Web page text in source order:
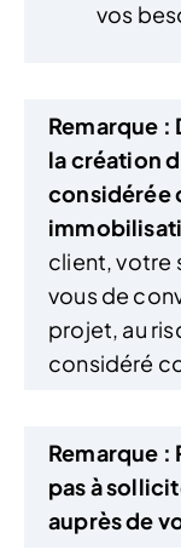
vos
Remarque :
la création
considérée
client, votre
vous de
projet, au
considéré
Remarque :
pas à
auprès de